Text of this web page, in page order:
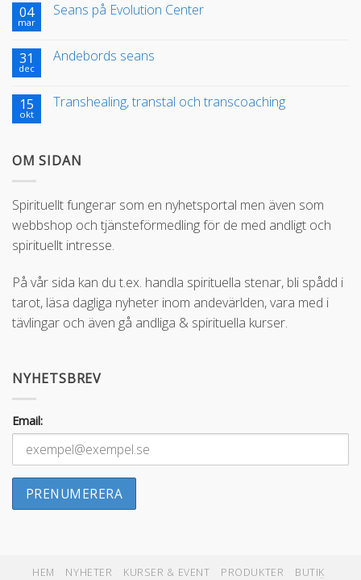
04
mar
Seans på Evolution Center
31
dec
Andebords seans
15
okt
Transhealing, transtal och transcoaching
OM SIDAN
Spirituellt fungerar som en nyhetsportal men även som
webbshop och tjänsteförmedling för de med andligt och
spirituellt intresse.
På vår sida kan du t.ex. handla spirituella stenar, bli spådd i
tarot, läsa dagliga nyheter inom andevärlden, vara med i
tävlingar och även gå andliga & spirituella kurser.
NYHETSBREV
Email:
HEM NYHETER KURSER & EVENT PRODUKTER
BUTIK